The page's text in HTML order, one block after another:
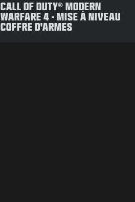
CALL OF DUTY® MODERN
WARFARE 4 - MISE À NIVEAU
COFFRE D'ARMES